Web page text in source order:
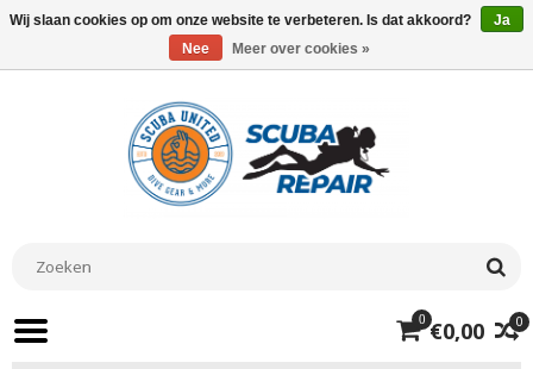
0
0 €0,00
Wij slaan cookies op om onze website te verbeteren. Is dat akkoord?
Ja
Nee
Meer over cookies »